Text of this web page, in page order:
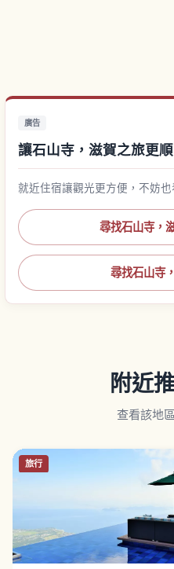
廣告
讓石山寺，滋賀之旅更
就近住宿讓觀光更方便，不妨也
尋找石山寺，
尋找石山寺
附近
查看該地
旅行